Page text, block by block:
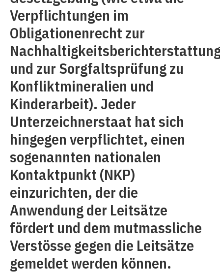
Verpflichtungen im
Obligationenrecht zur
und zur Sorgfaltsprüfung zu
Konfliktmineralien und
Kinderarbeit). Jeder
Unterzeichnerstaat hat sich
hingegen verpflichtet, einen
sogenannten nationalen
Kontaktpunkt (NKP)
einzurichten, der die
Anwendung der Leitsätze
fördert und dem mutmassliche
Verstösse gegen die Leitsätze
gemeldet werden können.